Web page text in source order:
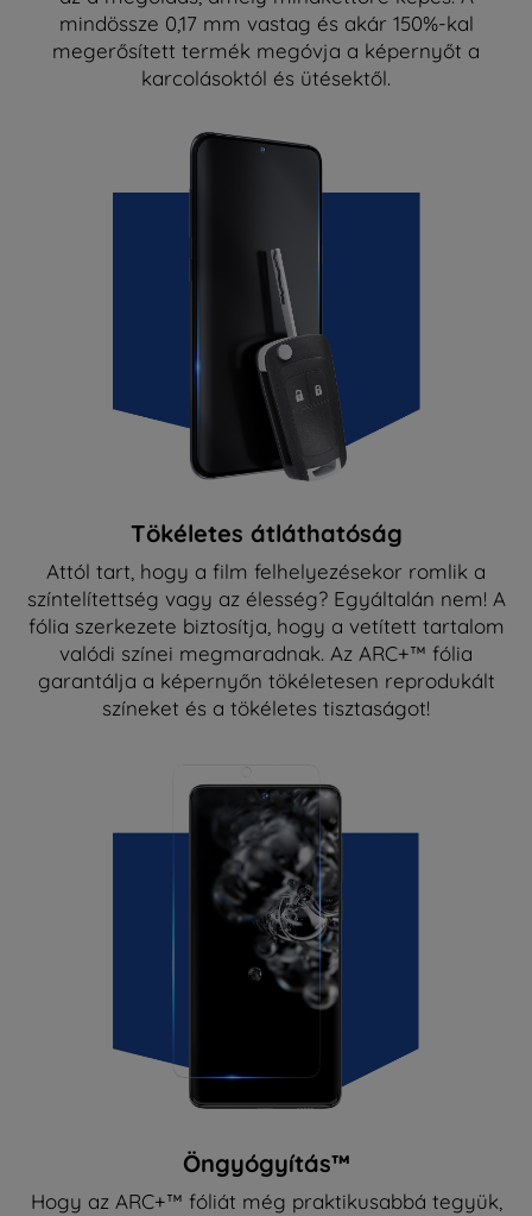
mindössze 0,17 mm vastag és akár 150%-kal
megerősített termék megóvja a képernyőt a
karcolásoktól és ütésektől.
Tökéletes átláthatóság
Attól tart, hogy a film felhelyezésekor romlik a
színtelítettség vagy az élesség? Egyáltalán nem! A
fólia szerkezete biztosítja, hogy a vetített tartalom
valódi színei megmaradnak. Az ARC+™ fólia
garantálja a képernyőn tökéletesen reprodukált
színeket és a tökéletes tisztaságot!
Öngyógyítás™
Hogy az ARC+™ fóliát még praktikusabbá tegyük,